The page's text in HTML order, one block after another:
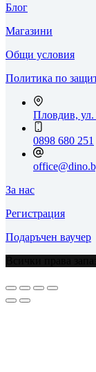
Блог
Магазини
Общи условия
Политика по
Пловдив,
0898 680 251
За нас
Регистрация
Подаръчен ваучер